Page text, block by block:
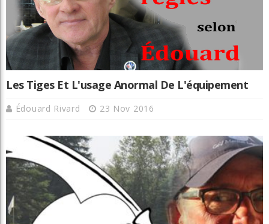
Les Tiges Et L'usage Anormal De L'équipement
Édouard Rivard 23 Nov 2016